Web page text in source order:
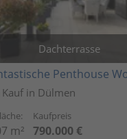
Dachterrasse
in Dülmen
m²
Kaufpreis
790.000 €